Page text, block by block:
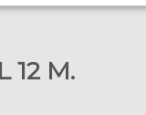
12 M.